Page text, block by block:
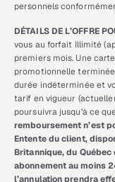
personnels
DÉTAILS DE L’OFFRE
vous au forfait Illimité
premiers mois. Une
promotionnelle
durée indéterminée et
tarif en vigueur
poursuivra jusqu’à ce
remboursement n’est
Entente du client,
Britannique, du
abonnement au moins
l’annulation prendra